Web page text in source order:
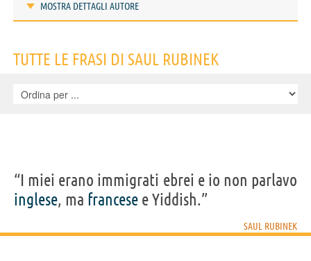
MOSTRA DETTAGLI AUTORE
IDENTIKIT E DATI ANAGRAFICI
Nome
Cognome Rubinek
Nato
Nazionalità canadese
TUTTE LE FRASI DI SAUL RUBINEK
“I miei erano immigrati ebrei e io non parlavo
inglese, ma francese e Yiddish.”
SAUL RUBINEK